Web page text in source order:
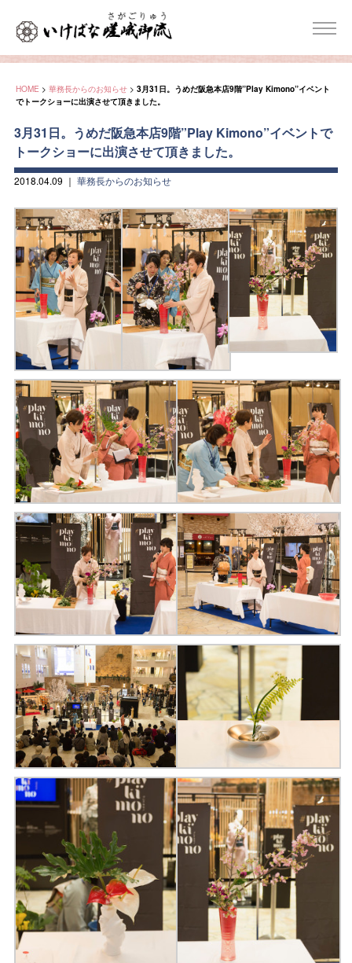
HOME > 華務長からのお知らせ > 3月31日。うめだ阪急本店9階”Play Kimono”イベント
でトークショーに出演させて頂きました。
3月31日。うめだ阪急本店9階”Play Kimono”イベントで
トークショーに出演させて頂きました。
2018.04.09 ｜ 華務長からのお知らせ